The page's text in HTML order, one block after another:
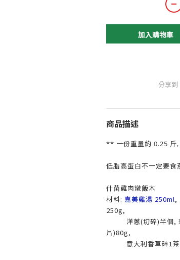
加入購物車
分享到
商品描述
** 一份重量約 0.25
低脂高蛋白不一定要
什菌雞肉燉飯木
材料: 嘉美雞湯 250ml,
250g,
洋蔥(切碎)半個, 蒜
片)80g,
意大利香草碎1茶